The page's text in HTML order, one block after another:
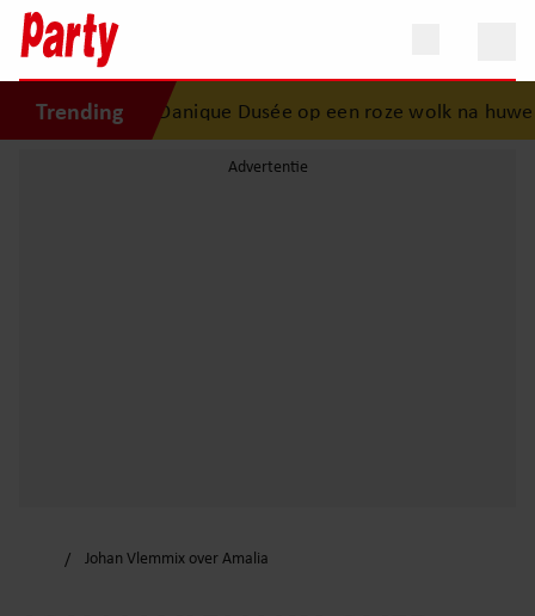
Trending
uitdoen”• Danique Dusée op een roze wolk na
Johan Vlemmix over Amalia